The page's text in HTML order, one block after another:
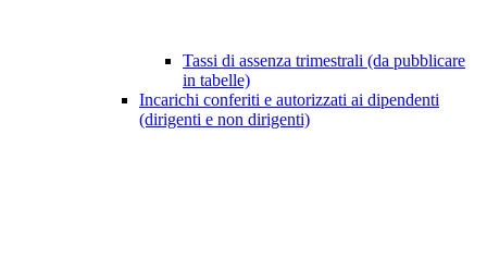
Tassi di assenza trimestrali (da pubblicare
in tabelle)
Incarichi conferiti e autorizzati ai dipendenti
(dirigenti e non dirigenti)